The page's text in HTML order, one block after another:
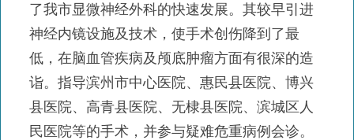
了我市显微神经外科的快速发展。其较早引进
神经内镜设施及技术，使手术创伤降到了最
低，在脑血管疾病及颅底肿瘤方面有很深的造
诣。指导滨州市中心医院、惠民县医院、博兴
县医院、高青县医院、无棣县医院、滨城区人
民医院等的手术，并参与疑难危重病例会诊。